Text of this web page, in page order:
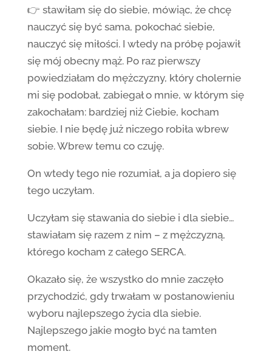
👉 stawiłam się do siebie, mówiąc, że chcę
nauczyć się być sama, pokochać siebie,
nauczyć się miłości. I wtedy na próbę pojawił
się mój obecny mąż. Po raz pierwszy
powiedziałam do mężczyzny, który cholernie
mi się podobał, zabiegał o mnie, w którym się
zakochałam: bardziej niż Ciebie, kocham
siebie. I nie będę już niczego robiła wbrew
sobie. Wbrew temu co czuję.
On wtedy tego nie rozumiał, a ja dopiero się
tego uczyłam.
Uczyłam się stawania do siebie i dla siebie…
stawiałam się razem z nim – z mężczyzną,
którego kocham z całego SERCA.
Okazało się, że wszystko do mnie zaczęło
przychodzić, gdy trwałam w postanowieniu
wyboru najlepszego życia dla siebie.
Najlepszego jakie mogło być na tamten
moment.